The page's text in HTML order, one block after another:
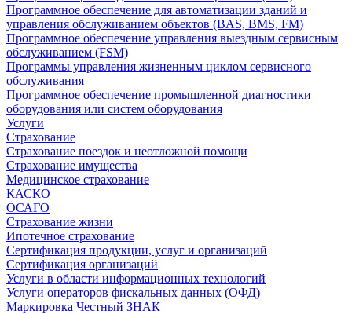
Программное обеспечение для автоматизации зданий и
управления обслуживанием объектов (BAS, BMS, FM)
Программное обеспечение управления выездным сервисным
обслуживанием (FSM)
Программы управления жизненным циклом сервисного
обслуживания
Программное обеспечение промышленной диагностики
оборудования или систем оборудования
Услуги
Страхование
Страхование поездок и неотложной помощи
Страхование имущества
Медицинское страхование
КАСКО
ОСАГО
Страхование жизни
Ипотечное страхование
Сертификация продукции, услуг и организаций
Сертификация организаций
Услуги в области информационных технологий
Услуги операторов фискальных данных (ОФД)
Маркировка Честный ЗНАК